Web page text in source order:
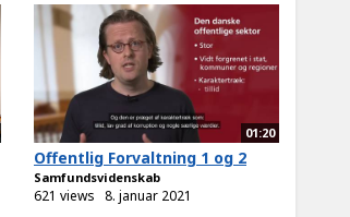
01:20
Offentlig Forvaltning 1 og 2
Samfundsvidenskab
621 views 8. januar 2021